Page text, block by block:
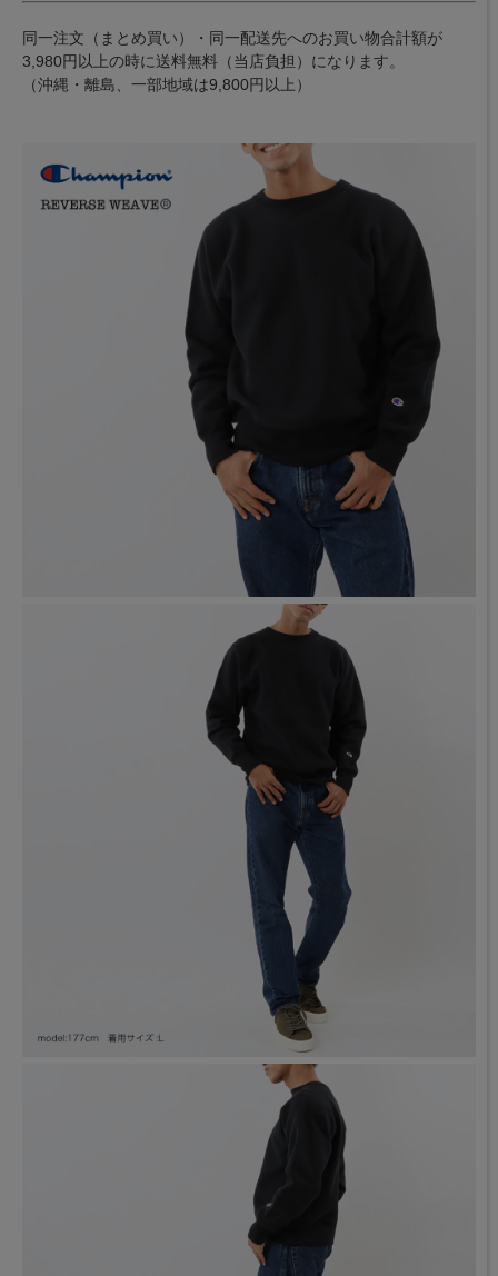
同一注文（まとめ買い）・同一配送先へのお買い物合計額が
3,980円以上の時に送料無料（当店負担）になります。
（沖縄・離島、一部地域は9,800円以上）